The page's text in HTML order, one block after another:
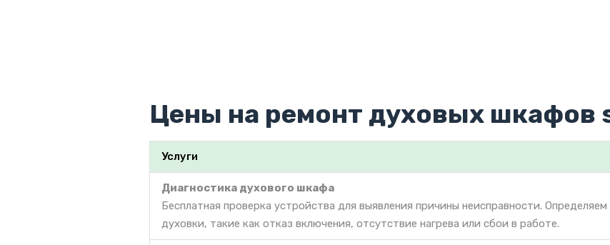
Цены на ремонт духовых шкафов
Услуги
Диагностика духового шкафа
Бесплатная проверка устройства для выявления причины неисправности.
духовки, такие как отказ включения, отсутствие нагрева или сбои в работе.